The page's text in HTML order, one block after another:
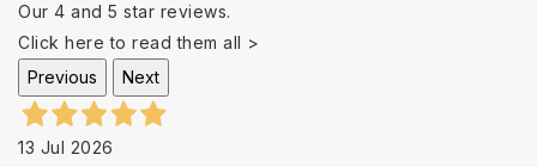
Our 4 and 5 star reviews.
Click here to read them all >
Previous
Next
13 Jul 2026